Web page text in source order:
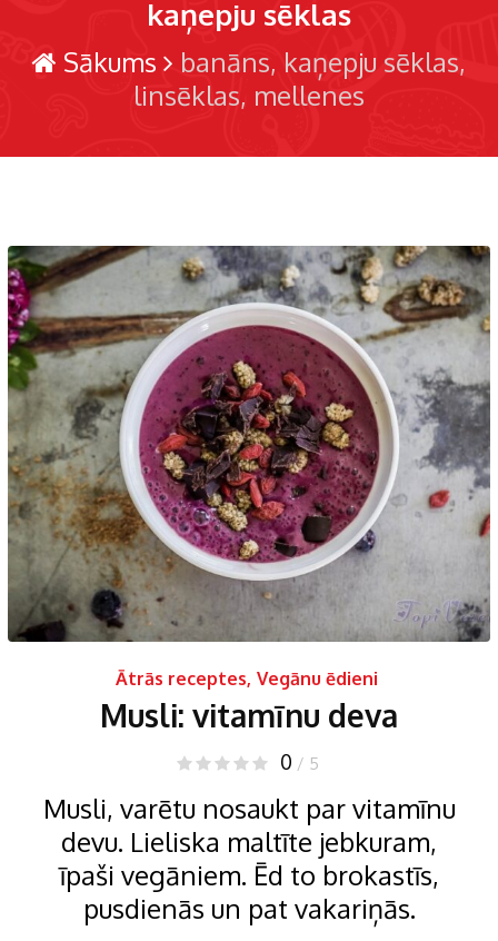
kaņepju sēklas
Sākums banāns kaņepju sēklas
linsēklas mellenes
Ātrās receptes, Vegānu ēdieni
Musli: vitamīnu deva
0 / 5
Musli, varētu nosaukt par vitamīnu
devu. Lieliska maltīte jebkuram,
īpaši vegāniem. Ēd to brokastīs,
pusdienās un pat vakariņās.